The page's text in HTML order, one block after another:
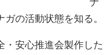
の活動状態を知る。
安心推進会製作した